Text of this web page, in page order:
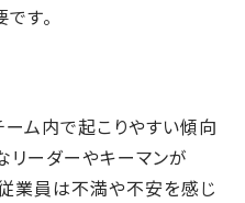
す。
ム内で起こりやすい傾向
リーダーやキーマンが
業員は不満や不安を感じ